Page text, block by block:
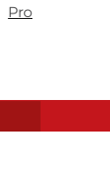
Probióticos